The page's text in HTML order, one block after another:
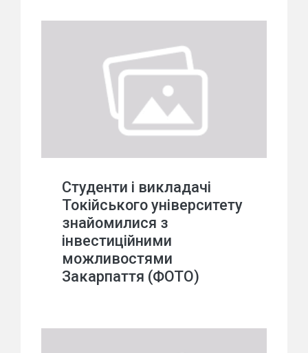
Студенти і викладачі
Токійського університету
знайомилися з
інвестиційними
можливостями
Закарпаття (ФОТО)